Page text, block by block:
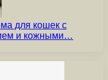
для кошек с
и кожными…